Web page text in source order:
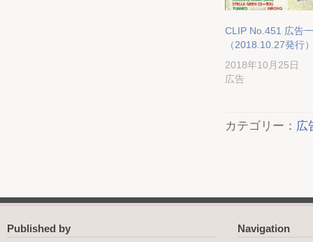
CLIP No.451 広告
（2018.10.27発行
2018年10月25日
広告
カテゴリー： 広
Published by Navigation